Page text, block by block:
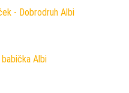
- Dobrodruh Albi
byla: 149 Kč.
Albi
byla: 249 Kč.